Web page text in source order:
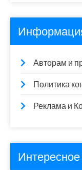
Авторам и
Политика
Реклама и